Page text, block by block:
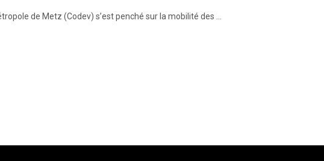
de Metz (Codev) s’est penché sur la mobilité des ...